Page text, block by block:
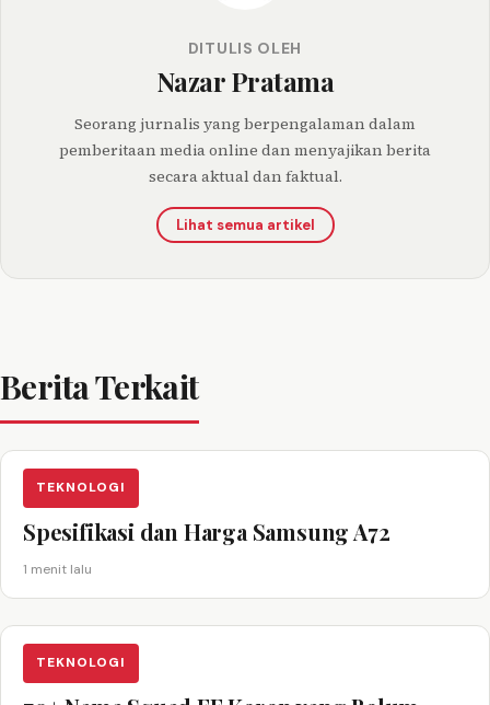
DITULIS OLEH
Nazar Pratama
Seorang jurnalis yang berpengalaman dalam
pemberitaan media online dan menyajikan berita
secara aktual dan faktual.
Lihat semua artikel
Berita Terkait
TEKNOLOGI
Spesifikasi dan Harga Samsung A72
1 menit lalu
TEKNOLOGI